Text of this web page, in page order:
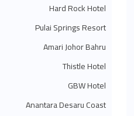
◄يوليو 2024 (49)
◄مايو 2024 (34)
◄مارس 2024 (73)
◄فبراير 2024
◄يناير 2024
◄
2023
(483)
◄نوفمبر 2023 (40)
Hard Rock Hotel
Pulai Springs Resort
Amari Johor Bahru
Thistle Hotel
GBW Hotel
Anantara Desaru Coast